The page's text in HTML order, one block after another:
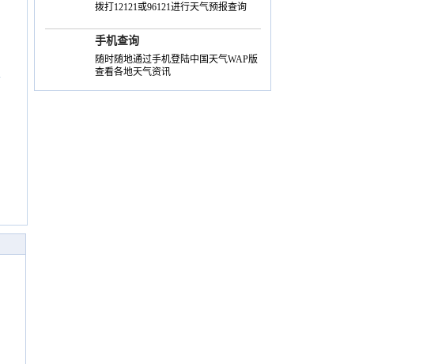
拨打12121或96121进行天气预报查询
手机查询
随时随地通过手机登陆中国天气WAP版
查看各地天气资讯